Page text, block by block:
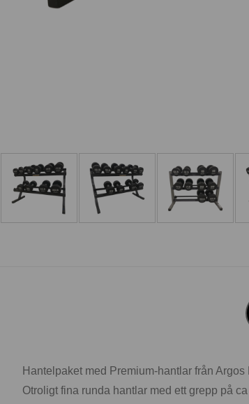
Hantelpaket med Premium-hantlar från
Otroligt fina runda hantlar med ett grepp på